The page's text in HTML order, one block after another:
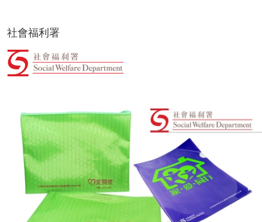
社會福利署